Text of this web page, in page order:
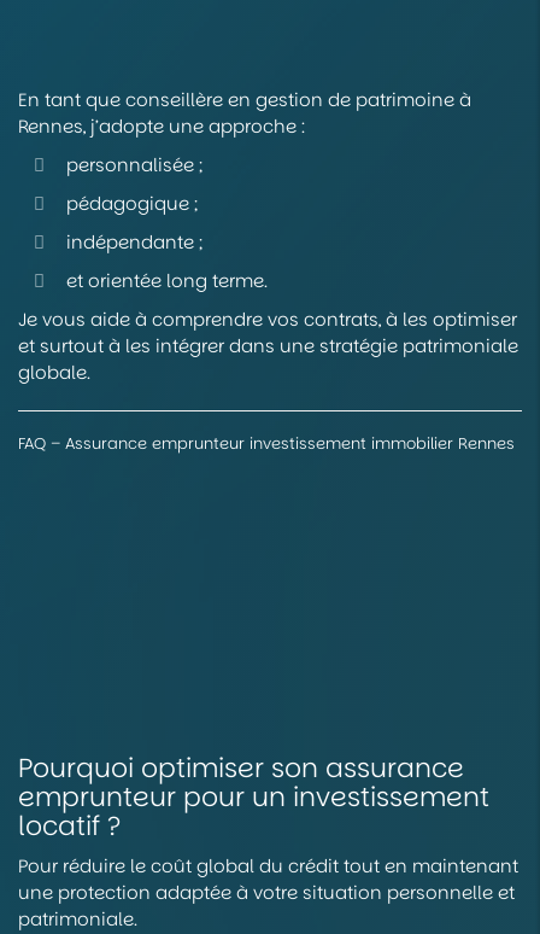
En tant que conseillère en gestion de patrimoine à
Rennes, j’adopte une approche :
personnalisée ;
pédagogique ;
indépendante ;
et orientée long terme.
Je vous aide à comprendre vos contrats, à les optimiser
et surtout à les intégrer dans une stratégie patrimoniale
globale.
FAQ – Assurance emprunteur investissement immobilier Rennes
Pourquoi optimiser son assurance
emprunteur pour un investissement
locatif ?
Pour réduire le coût global du crédit tout en maintenant
une protection adaptée à votre situation personnelle et
patrimoniale.